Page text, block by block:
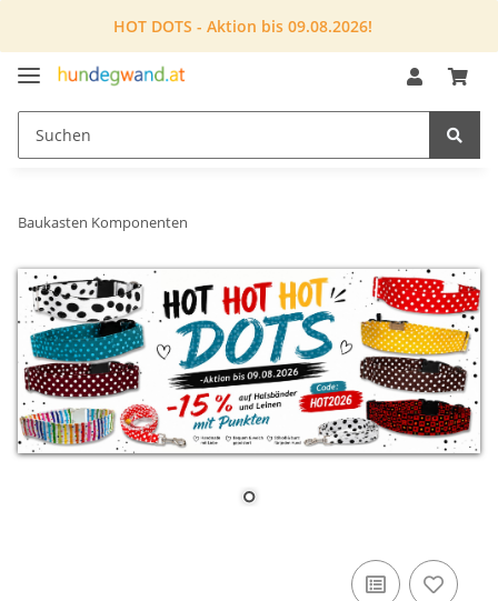
HOT DOTS - Aktion bis 09.08.2026!
Baukasten Komponenten